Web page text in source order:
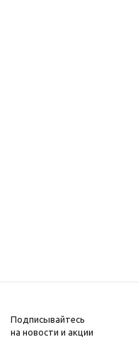
Подписывайтесь
на новости и акции